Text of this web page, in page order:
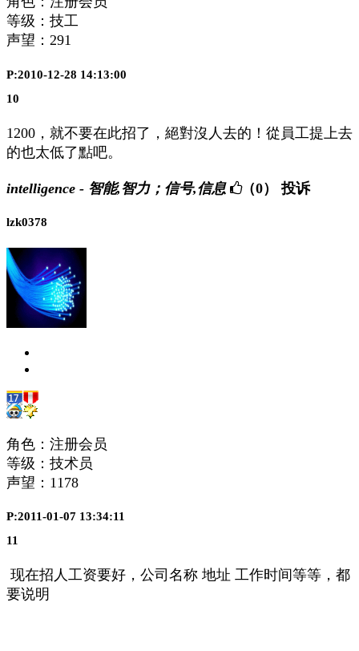
等级：技工
声望： 291
P:2010-12-28 14:13:00
10
1200，就不要在此招了，絕對沒人去的！從員工提上去
的也太低了點吧。
intelligence - 智能,智力；信号,信息 （0） 投诉
lzk0378
角色：注册会员
等级：技术员
声望： 1178
P:2011-01-07 13:34:11
11
现在招人工资要好，公司名称 地址 工作时间等等，都
要说明